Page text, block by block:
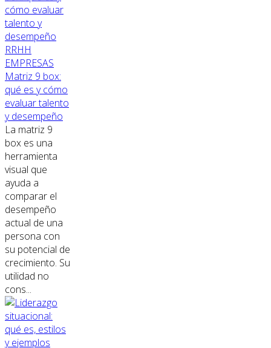
RRHH
EMPRESAS
Matriz 9 box:
qué es y cómo
evaluar talento
y desempeño
La matriz 9
box es una
herramienta
visual que
ayuda a
comparar el
desempeño
actual de una
persona con
su potencial de
crecimiento. Su
utilidad no
cons...